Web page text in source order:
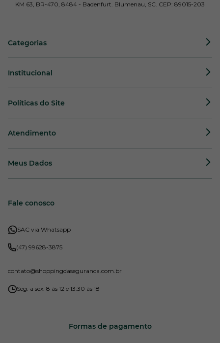
KM 63, BR-470, 8484 - Badenfurt. Blumenau, SC. CEP: 89015-203
Categorias
Institucional
Políticas do Site
Atendimento
Meus Dados
Fale conosco
SAC via Whatsapp
(47) 99628-3875
contato@shoppingdaseguranca.com.br
Seg. a sex. 8 às 12 e 13:30 às 18
Formas de pagamento